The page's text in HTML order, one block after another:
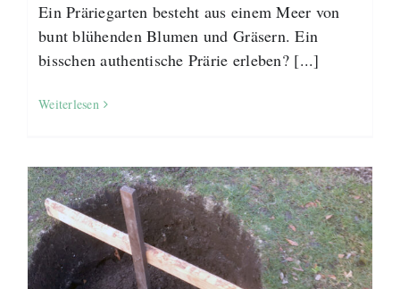
Ein Präriegarten besteht aus einem Meer von
bunt blühenden Blumen und Gräsern. Ein
bisschen authentische Prärie erleben? [...]
Weiterlesen